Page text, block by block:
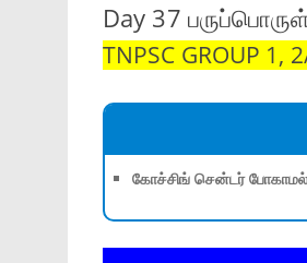
Day 37
TNPSC GROUP 1,
கோச்சிங் சென்டர் போகாமல்